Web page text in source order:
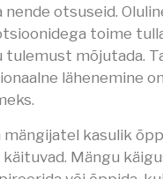
otsuseid.
toime
tulemust mõjutada.
lähenemine
mängijatel kasulik
Mängu